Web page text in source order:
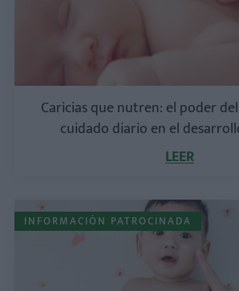
Caricias que nutren: el poder
cuidado diario en el
LEER
INFORMACIÓN PATROCINADA